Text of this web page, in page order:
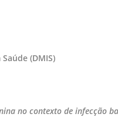
(DMIS)
no contexto de infecção